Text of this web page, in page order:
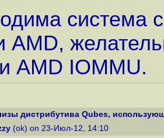
система
AMD,
AMD IOMMU.
дистрибутива Qubes,
(ok) on 23-Июл-12, 14:10